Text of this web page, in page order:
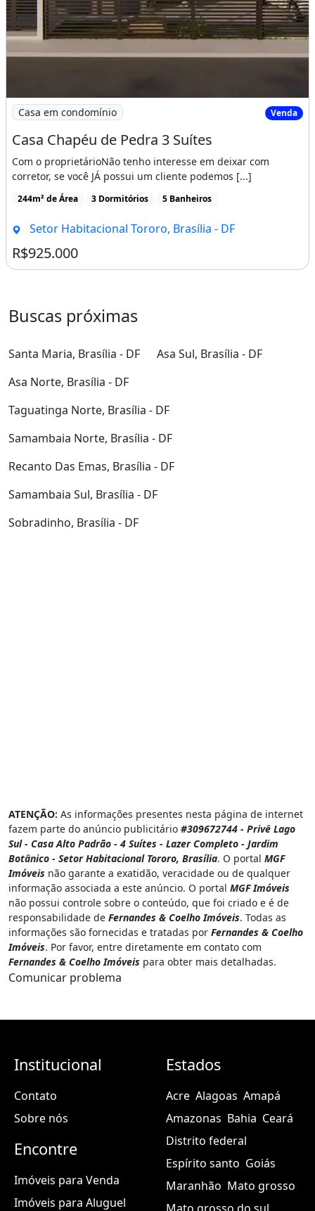
Imagem: Casa Chapéu de Pedra 3 Suítes
Casa em condomínio Venda
Casa Chapéu de Pedra 3 Suítes
Com o proprietárioNão tenho interesse em deixar com
corretor, se você JÁ possui um cliente podemos [...]
244m² de Área 3 Dormitórios 5 Banheiros
Setor Habitacional Tororo, Brasília - DF
R$925.000
Buscas próximas
Santa Maria, Brasília - DF
Asa Sul, Brasília - DF
Asa Norte, Brasília - DF
Taguatinga Norte, Brasília - DF
Samambaia Norte, Brasília - DF
Recanto Das Emas, Brasília - DF
Samambaia Sul, Brasília - DF
Sobradinho, Brasília - DF
ATENÇÃO: As informações presentes nesta página de internet
fazem parte do anúncio publicitário #309672744 - Privê Lago
Sul - Casa Alto Padrão - 4 Suítes - Lazer Completo - Jardim
Botânico - Setor Habitacional Tororo, Brasília. O portal MGF
Imóveis não garante a exatidão, veracidade ou de qualquer
informação associada a este anúncio. O portal MGF Imóveis
não possui controle sobre o conteúdo, que foi criado e é de
responsabilidade de Fernandes & Coelho Imóveis. Todas as
informações são fornecidas e tratadas por Fernandes & Coelho
Imóveis. Por favor, entre diretamente em contato com
Fernandes & Coelho Imóveis para obter mais detalhadas.
Comunicar problema
Institucional
Contato
Sobre nós
Encontre
Imóveis para Venda
Imóveis para Aluguel
Estados
Acre Alagoas Amapá
Amazonas Bahia Ceará
Distrito federal
Espírito santo Goiás
Maranhão Mato grosso